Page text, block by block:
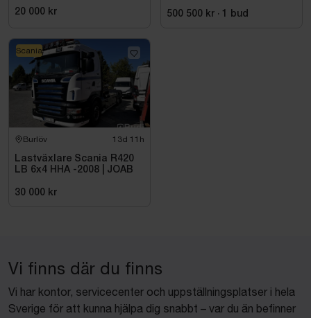
20 000 kr 500 500 kr · 1 bud
Burlöv 13d 11h
Lastväxlare Scania R420
LB 6x4 HHA -2008 | JOAB
30 000 kr
Scania
Vi finns där du finns
Vi har kontor, servicecenter och uppställningsplatser i hela
Sverige för att kunna hjälpa dig snabbt – var du än befinner